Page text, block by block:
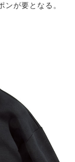
ンが要となる。